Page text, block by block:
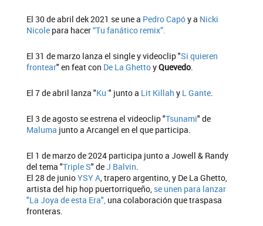
El 30 de abril dek 2021 se une a Pedro Capóy a Nicki
Nicole para hacer“Tu fanático remix”.
El 31 de marzo lanza el single y videoclip "Si quieren
frontear" en feat con De La GhettoyQuevedo.
El 7 de abril lanza "Ku`" junto a Lit Killah y L Gante.
El 3 de agosto se estrena el videoclip "Tsunami" de
Maluma junto a Arcangel en el que participa.
El 1 de marzo de 2024 participa junto a Jowell & Randy
del tema "Triple S" deJ Balvin.
El 28 de junioYSY A, trapero argentino, y De La Ghetto,
artista del hip hop puertorriqueño, se unen para lanzar
"La Joya de esta Era", una colaboración que traspasa
fronteras.